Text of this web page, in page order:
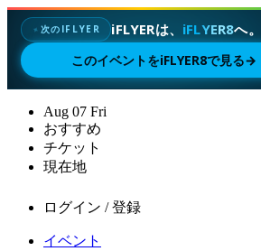
✦次のIFLYER iFLYERは、 iFLYER8へ。
このイベントをiFLYER8で見る→
Aug 07 Fri
おすすめ
チケット
現在地
ログイン / 登録
イベント